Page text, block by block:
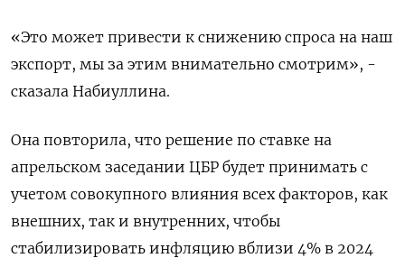
«Это может привести к снижению спроса на наш
экспорт, мы за этим внимательно смотрим», -
сказала Набиуллина.
Она повторила, что решение по ставке на
апрельском заседании ЦБР будет принимать с
учетом совокупного влияния всех факторов, как
внешних, так и внутренних, чтобы
стабилизировать инфляцию вблизи 4% в 2024